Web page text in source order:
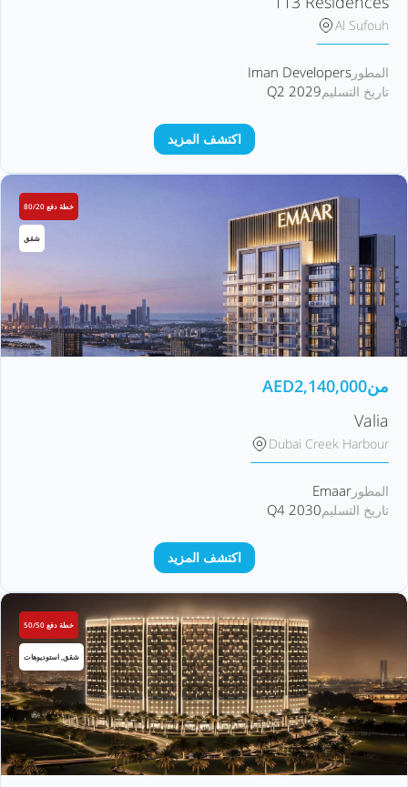
Al Sufouh
المطور Iman Developers
تاريخ التسليمQ2 2029
اكتشف المزيد
خطة دفع 80/20
شقق
من AED2,140,000
Valia
Dubai Creek Harbour
المطور Emaar
تاريخ التسليمQ4 2030
اكتشف المزيد
خطة دفع 50/50
شقق, استوديوهات